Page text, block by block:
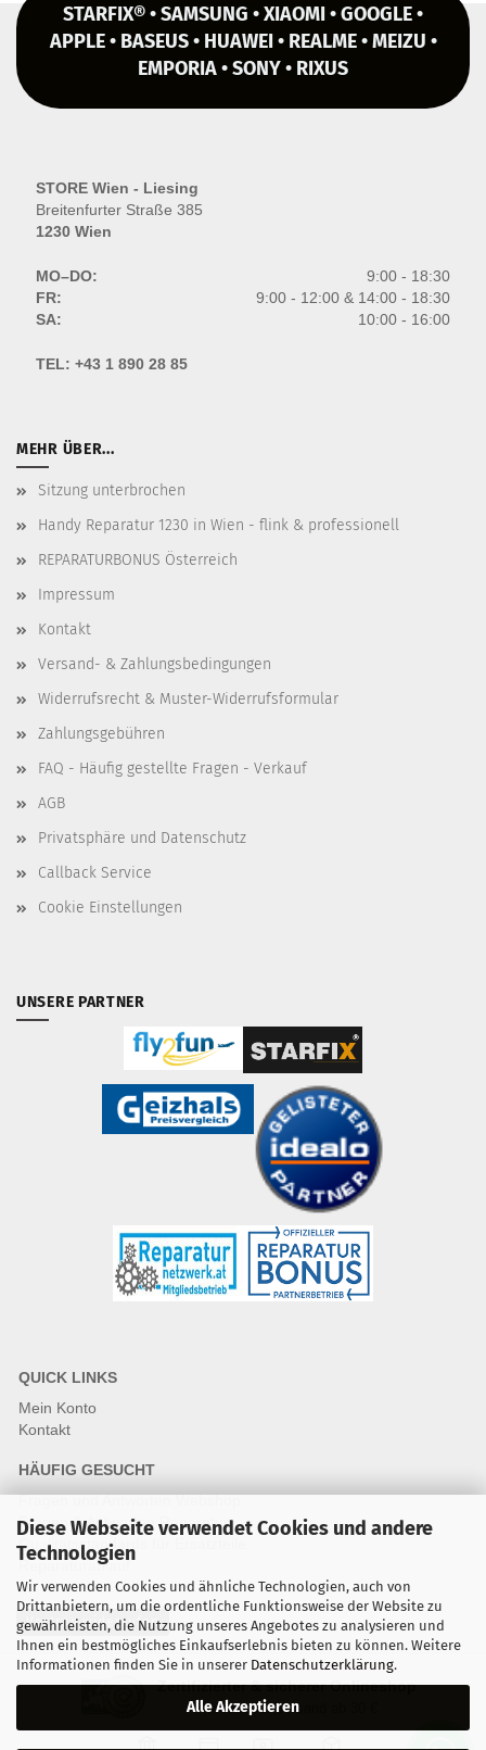
Diese Webseite verwendet Cookies und andere
Technologien
Wir verwenden Cookies und ähnliche Technologien, auch von
Drittanbietern, um die ordentliche Funktionsweise der Website zu
gewährleisten, die Nutzung unseres Angebotes zu analysieren und
Ihnen ein bestmögliches Einkaufserlebnis bieten zu können. Weitere
Informationen finden Sie in unserer Datenschutzerklärung.
Alle Akzeptieren
STARFIX® • SAMSUNG • XIAOMI • GOOGLE •
APPLE • BASEUS • HUAWEI • REALME • MEIZU •
EMPORIA • SONY • RIXUS
STORE Wien - Liesing
Breitenfurter Straße 385
1230 Wien
MO–DO:
9:00 - 18:30
FR:
9:00 - 12:00 & 14:00 - 18:30
SA:
10:00 - 16:00
TEL: +43 1 890 28 85
MEHR ÜBER...
Sitzung unterbrochen
Handy Reparatur 1230 in Wien - flink & professionell
REPARATURBONUS Österreich
Impressum
Kontakt
Versand- & Zahlungsbedingungen
Widerrufsrecht & Muster-Widerrufsformular
Zahlungsgebühren
FAQ - Häufig gestellte Fragen - Verkauf
AGB
Privatsphäre und Datenschutz
Callback Service
Cookie Einstellungen
UNSERE PARTNER
QUICK LINKS
Mein Konto
Kontakt
HÄUFIG GESUCHT
Fragen und Antworten Webshop
Fragen & Antworten Reparatur
Qualitätsstandards für Ersatzteile
Reparaturablauf
Vertrag widerrufen
Zertifizierter & sicherer Onlineshop
Kostenloser Versand ab 30 €